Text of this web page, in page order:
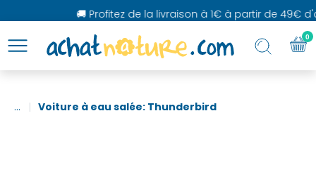
🚚 Profitez de la livraison à 1€ à partir de 49€
... Voiture à eau salée: Thunderbird
0